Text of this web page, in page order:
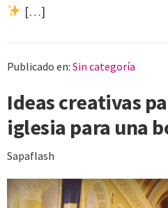
[…]
Publicado en: Sin categoría
Ideas creativas
iglesia para una
Sapaflash